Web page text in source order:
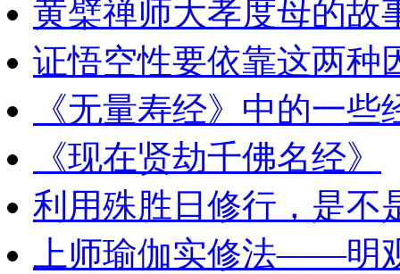
黄檗禅师大孝度母的故
证悟空性要依靠这两种
《无量寿经》中的一些
《现在贤劫千佛名经》
利用殊胜日修行，是不
上师瑜伽实修法——明